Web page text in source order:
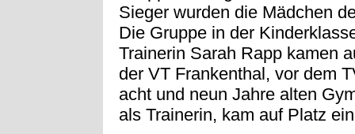
Sieger wurden die Mädchen
Die Gruppe in der
Trainerin Sarah Rapp kamen
der VT Frankenthal, vor dem
acht und neun Jahre alten
als Trainerin, kam auf Platz